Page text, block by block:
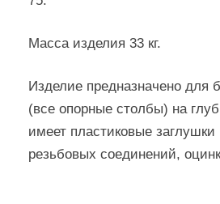
Масса изделия 33 кг.
Изделие предназначено для
(все опорные столбы) на
имеет пластиковые заглушки
резьбовых соединений,